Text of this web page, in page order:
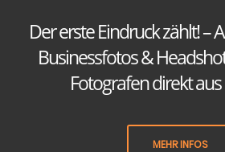
Der erste Eindruck zählt! –
Businessfotos &
Fotografen direkt
MEHR INFOS